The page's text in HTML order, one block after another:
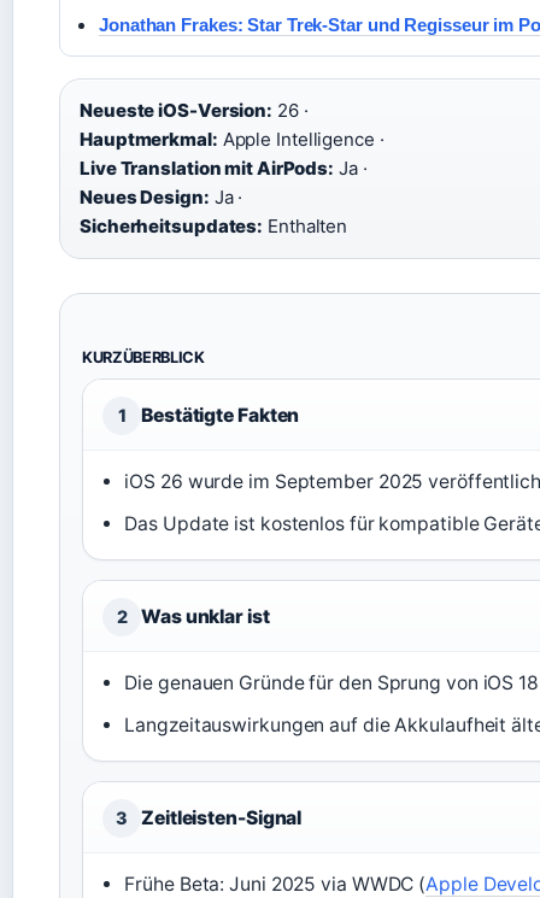
Jonathan Frakes: Star Trek-Star und Regisseur im
Neueste iOS-Version: 26 ·
Hauptmerkmal: Apple Intelligence ·
Live Translation mit AirPods: Ja ·
Neues Design: Ja ·
Sicherheitsupdates: Enthalten
KURZÜBERBLICK
1 Bestätigte Fakten
iOS 26 wurde im September 2025
Das Update ist kostenlos für kompatible
2 Was unklar ist
Die genauen Gründe für den Sprung von iOS
Langzeitauswirkungen auf die Akkulaufheit
3 Zeitleisten-Signal
Frühe Beta: Juni 2025 via WWDC (Apple